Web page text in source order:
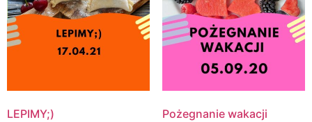
LEPIMY;) Pożegnanie wakacji